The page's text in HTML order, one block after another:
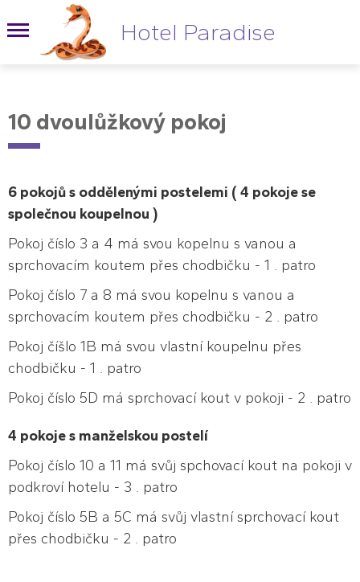
Hotel Paradise
10 dvoulůžkový pokoj
6 pokojů s oddělenými postelemi ( 4 pokoje se
společnou koupelnou )
Pokoj číslo 3 a 4 má svou kopelnu s vanou a
sprchovacím koutem přes chodbičku - 1 . patro
Pokoj číslo 7 a 8 má svou kopelnu s vanou a
sprchovacím koutem přes chodbičku - 2 . patro
Pokoj číšlo 1B má svou vlastní koupelnu přes
chodbičku - 1 . patro
Pokoj číslo 5D má sprchovací kout v pokoji - 2 . patro
4 pokoje s manželskou postelí
Pokoj číslo 10 a 11 má svůj spchovací kout na pokoji v
podkroví hotelu - 3 . patro
Pokoj číslo 5B a 5C má svůj vlastní sprchovací kout
přes chodbičku - 2 . patro